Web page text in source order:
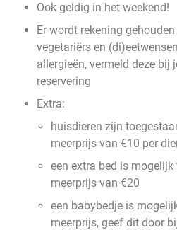
Ook geldig in het weekend!
Er wordt rekening
vegetariërs en
allergieën, vermeld deze bij
reservering
Extra:
huisdieren zijn
meerprijs van €10 per
een extra bed is mogelijk
meerprijs van €20
een babybedje is
meerprijs, geef dit door